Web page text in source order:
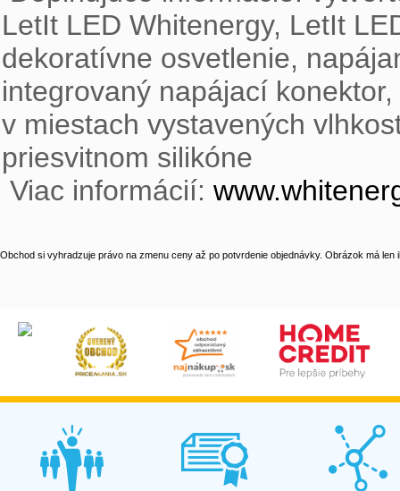
LetIt LED Whitenergy, LetIt
dekoratívne osvetlenie,
integrovaný napájací
v miestach vystavených
priesvitnom silikóne
Viac informácií:
Obchod si vyhradzuje právo na zmenu ceny až po potvrdenie objednávky. Obrázok má len